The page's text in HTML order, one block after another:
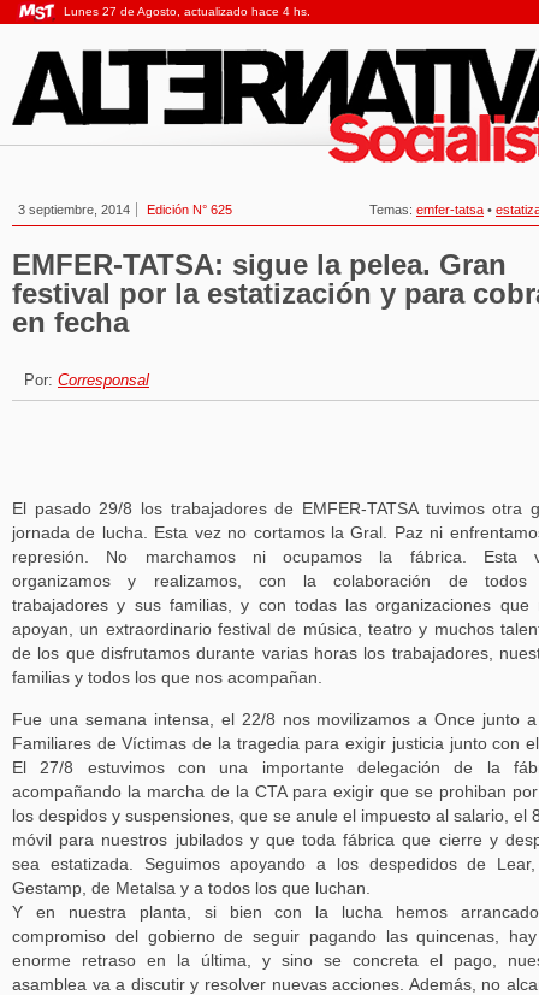
Lunes 27 de Agosto, actualizado hace 4 hs.
3 septiembre, 2014 Edición N° 625 Temas: emfer-tatsa •
EMFER-TATSA: sigue la pelea. Gran
festival por la estatización y para
en fecha
Por: Corresponsal
El pasado 29/8 los trabajadores de EMFER-TATSA tuvimos otra
jornada de lucha. Esta vez no cortamos la Gral. Paz ni
represión. No marchamos ni ocupamos la fábrica. Esta
organizamos y realizamos, con la colaboración de todos
trabajadores y sus familias, y con todas las organizaciones que
apoyan, un extraordinario festival de música, teatro y muchos
de los que disfrutamos durante varias horas los trabajadores,
familias y todos los que nos acompañan.
Fue una semana intensa, el 22/8 nos movilizamos a Once junto
Familiares de Víctimas de la tragedia para exigir justicia junto con
El 27/8 estuvimos con una importante delegación de la
acompañando la marcha de la CTA para exigir que se prohiban
los despidos y suspensiones, que se anule el impuesto al salario, el
móvil para nuestros jubilados y que toda fábrica que cierre y
sea estatizada. Seguimos apoyando a los despedidos de
Gestamp, de Metalsa y a todos los que luchan.
Y en nuestra planta, si bien con la lucha hemos
compromiso del gobierno de seguir pagando las quincenas,
enorme retraso en la última, y sino se concreta el pago,
asamblea va a discutir y resolver nuevas acciones. Además, no